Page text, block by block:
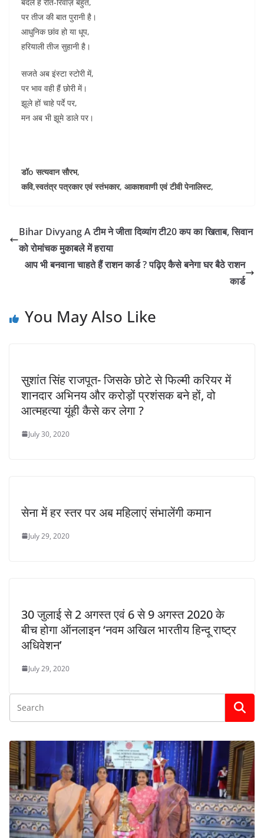
पर तीज की बात पुरानी है।
आधुनिक छांव हो या धूप,
हरियाली तीज सुहानी है।
सजते अब इंस्टा स्टोरी में,
पर भाव वही हैं छोरी में।
झूले हों चाहे पर्दे पर,
मन अब भी झूमे डाले पर।
डॉo सत्यवान सौरभ,
कवि,स्वतंत्र पत्रकार एवं स्तंभकार, आकाशवाणी एवं टीवी पेनालिस्ट,
Bihar Divyang A टीम ने जीता दिव्यांग टी20 कप का खिताब, सिवान
को रोमांचक मुकाबले में हराया
आप भी बनवाना चाहते हैं राशन कार्ड ? पढ़िए कैसे बनेगा घर बैठे राशन
कार्ड
You May Also Like
सुशांत सिंह राजपूत- जिसके छोटे से फिल्मी करियर में
शानदार अभिनय और करोड़ों प्रशंसक बने हों, वो
आत्महत्या यूंही कैसे कर लेगा ?
July 30, 2020
सेना में हर स्तर पर अब महिलाएं संभालेंगी कमान
July 29, 2020
30 जुलाई से 2 अगस्त एवं 6 से 9 अगस्त 2020 के
बीच होगा ऑनलाइन ‘नवम अखिल भारतीय हिन्दू राष्ट्र
अधिवेशन’
July 29, 2020